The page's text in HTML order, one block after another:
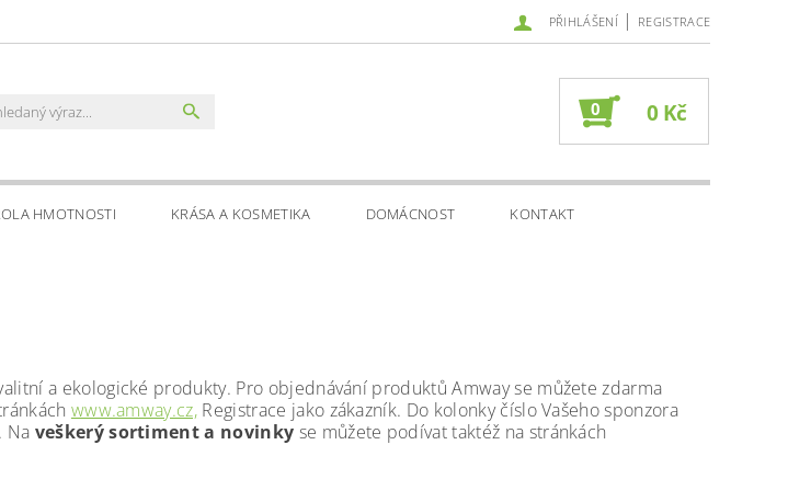
PŘIHLÁŠENÍ | REGISTRACE
0 0 Kč
HMOTNOSTI KRÁSA A KOSMETIKA DOMÁCNOST KONTAKT
a ekologické produkty. Pro objednávání produktů Amway se můžete zdarma
www.amway.cz, Registrace jako zákazník. Do kolonky číslo Vašeho sponzora
Na veškerý sortiment a novinky se můžete podívat taktéž na stránkách